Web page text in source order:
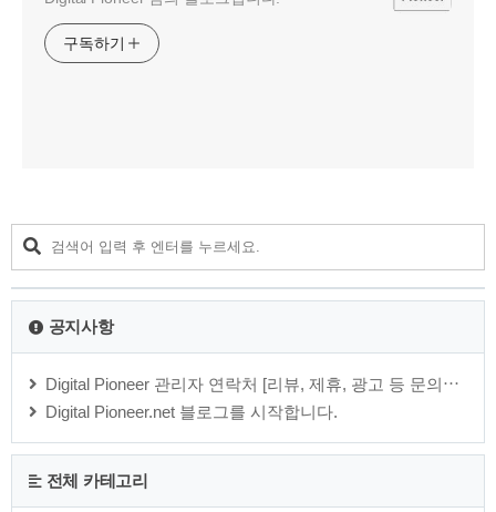
구독하기
공지사항
Digital Pioneer 관리자 연락처 [리뷰, 제휴, 광고 등 문의⋯
Digital Pioneer.net 블로그를 시작합니다.
전체 카테고리